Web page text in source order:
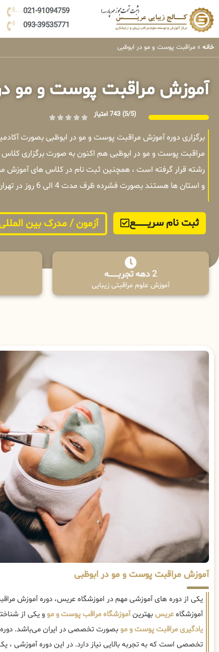
021-91094759
093-39535771
خانه » مراقبت پوست و مو در ابوظبی
آموزش مراقبت پوست و مو
(5/5) 743 امتیاز
برگزاری دوره آموزش مراقبت پوست و مو در ابوظبی بصورت
مراقبت پوست و مو در ابوظبی هم اکنون به صورت برگزاری
رشته قرار گرفته است ، همچنین ثبت نام در کلاس های آموزش
و استان ها هستند بصورت فشرده ظرف مدت 4 الی 6 روز در تهران برگزار میشوند .
ثبت نام سریــــــــــــع آزمون / مدرک بین
2 دهه تجربـــــــــه
آموزش علوم مراقبتی زیبایی
آموزش مراقبت پوست و مو در ابوظبی
یکی از دوره های آموزشی مهم در اموزشگاه عریس، دوره آموزش
آموزشگاهعریسبهترینآموزشگاه مراقب پوست و موو یکی از
یادگیری مراقبت پوست و موبصورت تخصصی در ایران می‌باشد.
تخصصی است که به تجربه بالایی نیاز دارد. در این دوره آموزشی ،